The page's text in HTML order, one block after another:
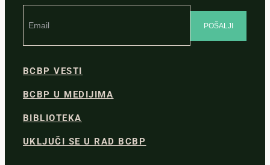
BCBP VESTI
BCBP U MEDIJIMA
BIBLIOTEKA
UKLJUČI SE U RAD BCBP